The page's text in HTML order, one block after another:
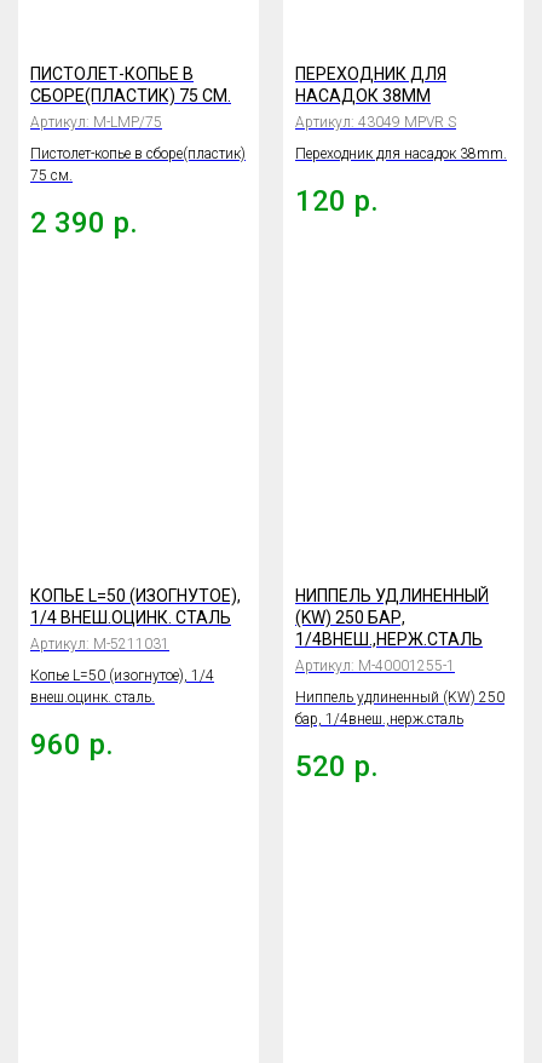
ПИСТОЛЕТ-КОПЬЕ В
СБОРЕ(ПЛАСТИК) 75 СМ.
Артикул: M-LMP/75
Пистолет-копье в сборе(пластик)
75 см.
2 390 р.
ПЕРЕХОДНИК ДЛЯ
НАСАДОК 38MM
Артикул: 43049 MPVR S
Переходник для насадок 38mm.
120 р.
КОПЬЕ L=50 (ИЗОГНУТОЕ),
1/4 ВНЕШ.ОЦИНК. СТАЛЬ
Артикул: M-5211031
Копье L=50 (изогнутое), 1/4
внеш.оцинк. сталь.
960 р.
НИППЕЛЬ УДЛИНЕННЫЙ
(KW) 250 БАР,
1/4ВНЕШ.,НЕРЖ.СТАЛЬ
Артикул: М-40001255-1
Ниппель удлиненный (KW) 250
бар, 1/4внеш.,нерж.сталь
520 р.